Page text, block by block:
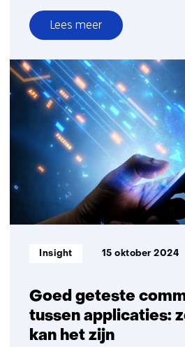
Lees meer
over
Zonder
inventarisatie
geen
migratie:
bescherming
tegen
quantumcomputer
begint
met
inzicht
Goed geteste
tussen applicaties:
kan het zijn
Informatietype:
Insight 15 oktober 2024